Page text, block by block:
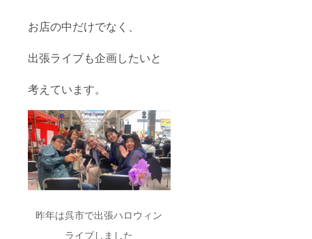
お店の中だけでなく、
出張ライブも企画したいと
考えています。
昨年は呉市で出張ハロウィン
ライブしました